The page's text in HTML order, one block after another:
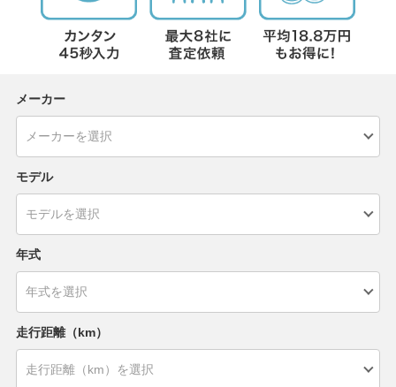
メーカー
モデル
年式
走行距離（km）